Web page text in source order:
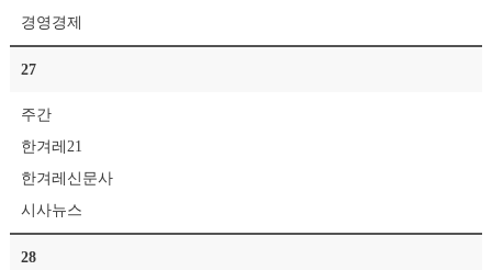
경영경제
27
주간
한겨레21
한겨레신문사
시사뉴스
28